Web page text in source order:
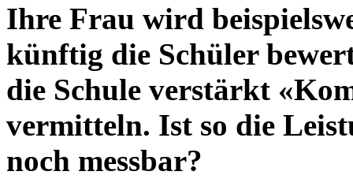
Ihre Frau wird
künftig die Schüler
die Schule verstärkt
vermitteln. Ist so die
noch messbar?